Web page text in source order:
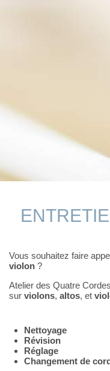
Vous souhaitez faire
violon ?
Atelier des Quatre
sur violons, altos, et
Nettoyage
Révision
Réglage
Changement de